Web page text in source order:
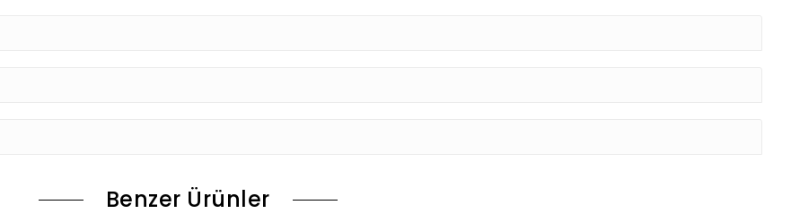
Benzer Ürünler